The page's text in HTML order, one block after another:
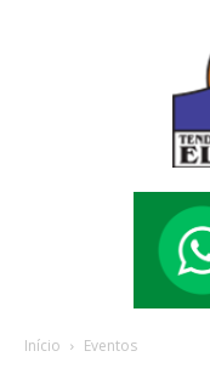
Início Eventos